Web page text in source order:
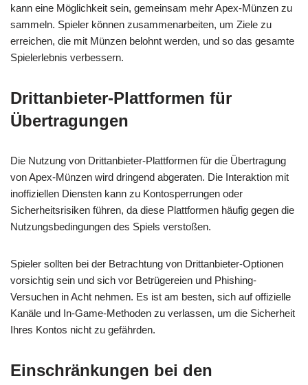
kann eine Möglichkeit sein, gemeinsam mehr Apex-Münzen zu
sammeln. Spieler können zusammenarbeiten, um Ziele zu
erreichen, die mit Münzen belohnt werden, und so das gesamte
Spielerlebnis verbessern.
Drittanbieter-Plattformen für
Übertragungen
Die Nutzung von Drittanbieter-Plattformen für die Übertragung
von Apex-Münzen wird dringend abgeraten. Die Interaktion mit
inoffiziellen Diensten kann zu Kontosperrungen oder
Sicherheitsrisiken führen, da diese Plattformen häufig gegen die
Nutzungsbedingungen des Spiels verstoßen.
Spieler sollten bei der Betrachtung von Drittanbieter-Optionen
vorsichtig sein und sich vor Betrügereien und Phishing-
Versuchen in Acht nehmen. Es ist am besten, sich auf offizielle
Kanäle und In-Game-Methoden zu verlassen, um die Sicherheit
Ihres Kontos nicht zu gefährden.
Einschränkungen bei den